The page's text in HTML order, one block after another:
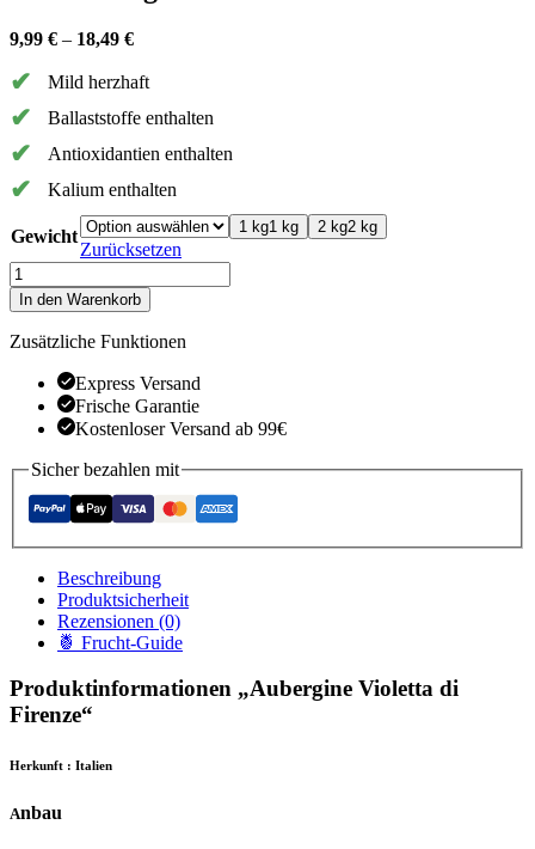
9,99 € – 18,49 €
Mild herzhaft
Ballaststoffe enthalten
Antioxidantien enthalten
Kalium enthalten
Gewicht 1 kg1 kg 2 kg2 kg
Zurücksetzen
Lila
Aubergine
Menge
In den Warenkorb
Zusätzliche Funktionen
Express Versand
Frische Garantie
Kostenloser Versand ab 99€
Sicher bezahlen mit
Beschreibung
Produktsicherheit
Rezensionen (0)
🍍 Frucht-Guide
Produktinformationen „Aubergine Violetta di
Firenze“
Herkunft : Italien
Anbau